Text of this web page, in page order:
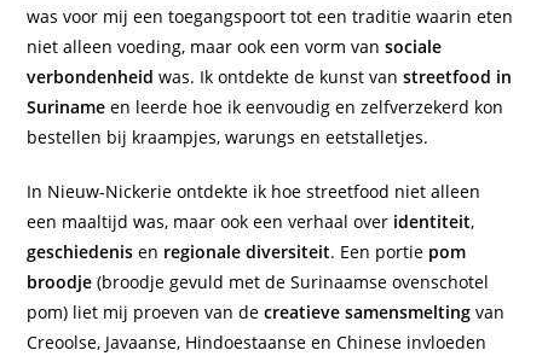
was voor mij een toegangspoort tot een traditie waarin eten
niet alleen voeding, maar ook een vorm vansociale
verbondenheid was. Ik ontdekte de kunst vanstreetfood in
Suriname en leerde hoe ik eenvoudig en zelfverzekerd kon
bestellen bij kraampjes, warungs en eetstalletjes.
In Nieuw-Nickerie ontdekte ik hoe streetfood niet alleen
een maaltijd was, maar ook een verhaal over identiteit,
geschiedenis en regionale diversiteit. Een portie pom
broodje (broodje gevuld met de Surinaamse ovenschotel
pom) liet mij proeven van decreatieve samensmelting van
Creoolse, Javaanse, Hindoestaanse en Chinese invloeden